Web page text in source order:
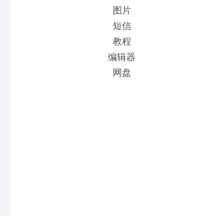
图片
短信
教程
编辑器
网盘